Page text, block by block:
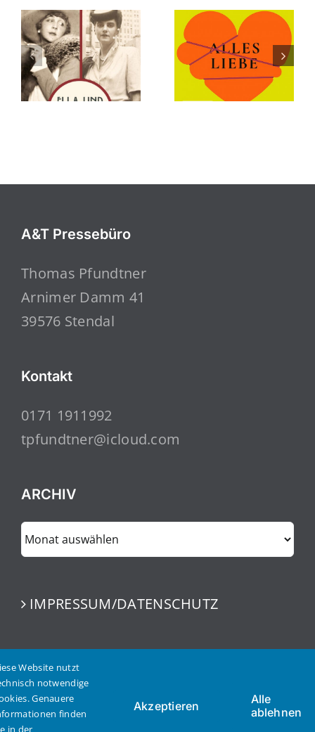
A&T Pressebüro
Thomas Pfundtner
Arnimer Damm 41
39576 Stendal
Kontakt
0171 1911992
tpfundtner@icloud.com
ARCHIV
ARCHIV
IMPRESSUM/DATENSCHUTZ
Website nutzt
notwendige
Genauere
finden
in der
Akzeptieren
Alle
ablehnen